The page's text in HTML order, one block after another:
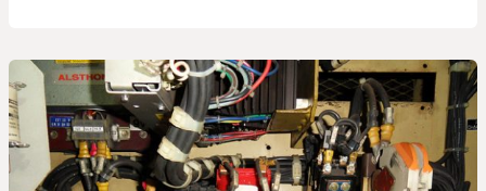
Maintenance
de
BB
25660